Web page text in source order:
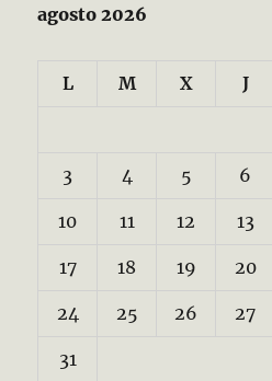
agosto 2026
L M X J
3 4 5 6
10 11 12 13
17 18 19 20
24 25 26 27
31